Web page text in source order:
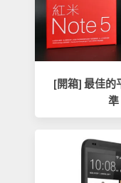
[開箱] 最佳的
準